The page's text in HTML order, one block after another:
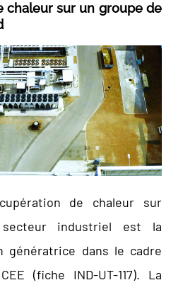
chaleur sur un groupe de
de chaleur sur
industriel est la
génératrice dans le cadre
(fiche IND-UT-117). La